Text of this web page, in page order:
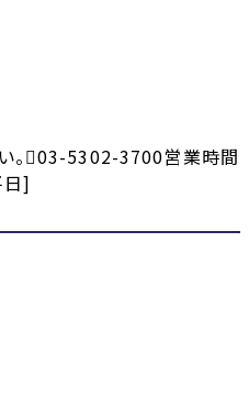
。 03-5302-3700営業時間
]